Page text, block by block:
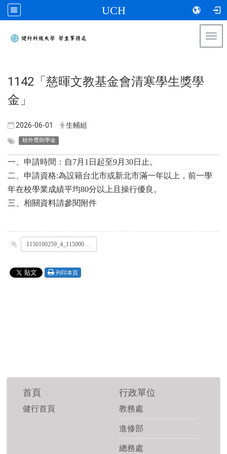
UCH
​1142「慈暉文教基金會清寒學生獎學
金」
2026-06-01 生輔組
校外獎助學金
一、申請時間：自7月1日起至9月30日止。
二、申請資格:為設籍台北市或新北市滿一年以上，前一學
年在校學業成績平均80分以上且操行優良。
三、相關資料請參閱附件
1150100259_4_1150000258_1.pdf
列印本頁
首頁
健行首頁
行政單位
教務處
進修部
總務處